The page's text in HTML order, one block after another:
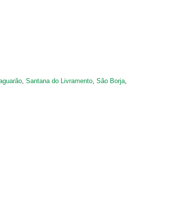
, Santana do Livramento, São Borja,